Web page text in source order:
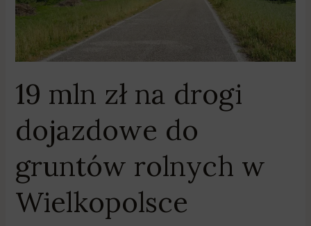
19 mln zł na drogi
dojazdowe do
gruntów rolnych w
Wielkopolsce
drogi
do
gruntów
rolnych
w
Wielkopolsce